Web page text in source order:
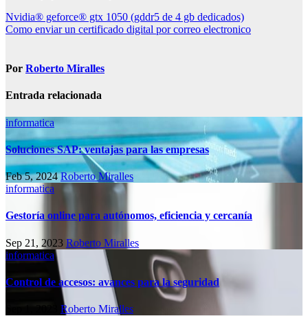
Navegación
de
Nvidia® geforce® gtx 1050 (gddr5 de 4 gb dedicados)
Como enviar un certificado digital por correo electronico
Por Roberto Miralles
Entrada relacionada
informatica
Soluciones SAP: ventajas para las empresas
Feb 5, 2024Roberto Miralles
informatica
Gestoría online para autónomos, eficiencia y cercanía
Sep 21, 2023 Roberto Miralles
informatica
Control de accesos: avances para la seguridad
Roberto Miralles